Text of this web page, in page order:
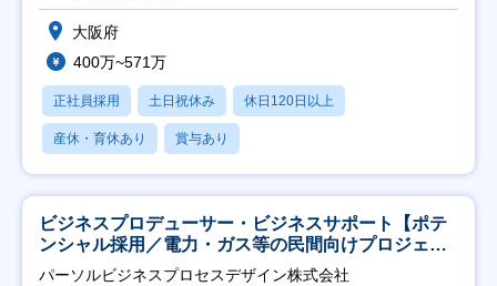
大阪府
400万~571万
正社員採用 土日祝休み 休日120日以上
産休・育休あり 賞与あり
ビジネスプロデューサー・ビジネスサポート【ポテ
ンシャル採用／電力・ガス等の民間向けプロジェク
ト推進】
パーソルビジネスプロセスデザイン株式会社